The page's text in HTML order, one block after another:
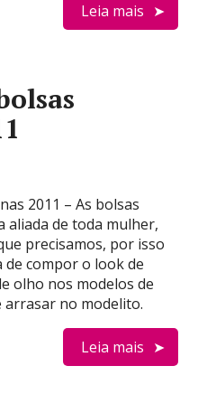
Leia mais
2011 – As bolsas
aliada de toda mulher,
precisamos, por isso
compor o look de
olho nos modelos de
arrasar no modelito.
Leia mais